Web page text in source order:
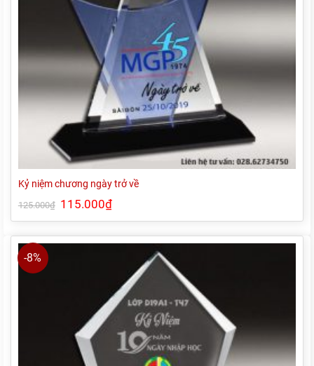
Kỷ niệm chương ngày trở về
125.000₫ Giá
gốc
là:
115.000₫Giá
hiện
tại
115.000₫.
-8%